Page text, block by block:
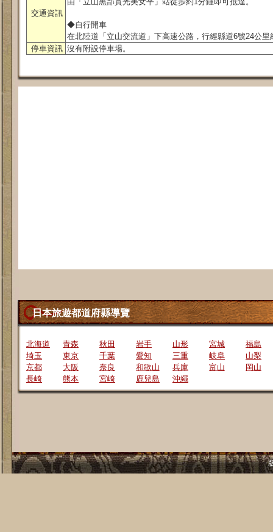
交通資訊
◆自行開車
在北陸道「立山交流道」下高速公路，行經縣道6號24公里
停車資訊 沒有附設停車場。
日本旅遊都道府縣導覽
北海道 青森 秋田 岩手 山形 宮城
福島
埼玉
東京 千葉 愛知 三重 岐阜
山梨
京都
大阪 奈良 和歌山 兵庫 富山
岡山
長崎
熊本 宮崎 鹿兒島 沖繩